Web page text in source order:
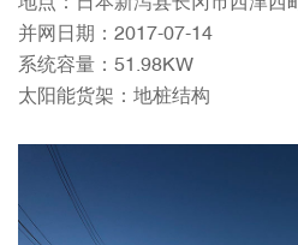
并网日期：2017-07-14
系统容量：51.98KW
太阳能货架：地桩结构